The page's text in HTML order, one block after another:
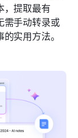
，提取最有
需手动转录或
实用方法。